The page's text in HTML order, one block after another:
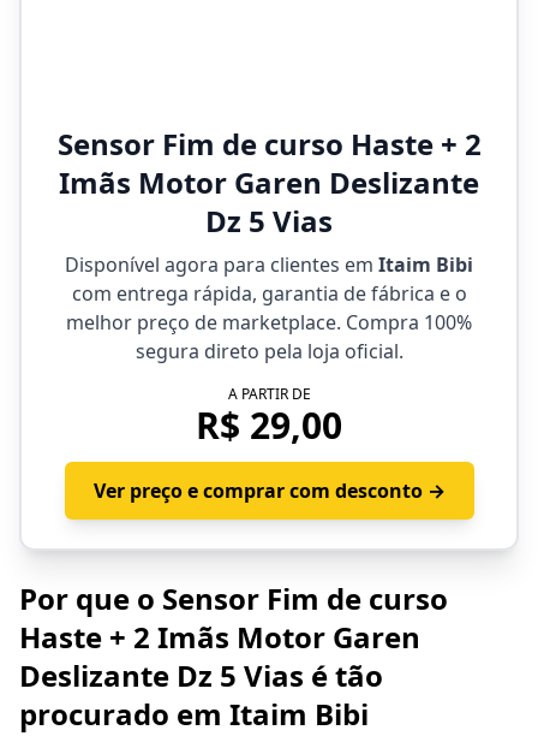
Sensor Fim de curso Haste + 2
Imãs Motor Garen Deslizante
Dz 5 Vias
Disponível agora para clientes em Itaim Bibi
com entrega rápida, garantia de fábrica e o
melhor preço de marketplace. Compra 100%
segura direto pela loja oficial.
A PARTIR DE
R$ 29,00
Ver preço e comprar com desconto →
Por que o Sensor Fim de curso
Haste + 2 Imãs Motor Garen
Deslizante Dz 5 Vias é tão
procurado em Itaim Bibi